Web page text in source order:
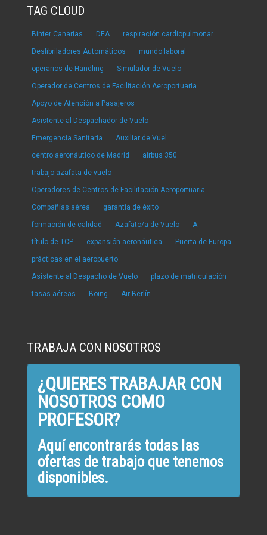
TAG CLOUD
Binter Canarias DEA respiración cardiopulmonar
Desfibriladores Automáticos mundo laboral
operarios de Handling Simulador de Vuelo
Operador de Centros de Facilitación Aeroportuaria
Apoyo de Atención a Pasajeros
Asistente al Despachador de Vuelo
Emergencia Sanitaria Auxiliar de Vuel
centro aeronáutico de Madrid airbus 350
trabajo azafata de vuelo
Operadores de Centros de Facilitación Aeroportuaria
Compañías aérea garantía de éxito
formación de calidad Azafato/a de Vuelo A
título de TCP expansión aeronáutica Puerta de Europa
prácticas en el aeropuerto
Asistente al Despacho de Vuelo plazo de matriculación
tasas aéreas Boing Air Berlín
TRABAJA CON NOSOTROS
¿QUIERES TRABAJAR CON
NOSOTROS COMO
PROFESOR?
Aquí encontrarás todas las
ofertas de trabajo que tenemos
disponibles.